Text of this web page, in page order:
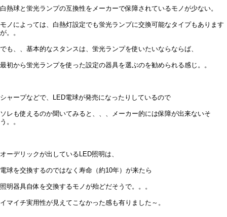
白熱球と蛍光ランプの互換性をメーカーで保障されているモノが少ない。
モノによっては、白熱灯設定でも蛍光ランプに交換可能なタイプもあります
が。。
でも、、基本的なスタンスは、蛍光ランプを使いたいならならば、
最初から蛍光ランプを使った設定の器具を選ぶのを勧められる感じ。。
シャープなどで、LED電球が発売になったりしているので
ソレも使えるのか聞いてみると、、、メーカー的には保障が出来ないそ
う。。
オーデリックが出しているLED照明は、
電球を交換するのではなく寿命（約10年）が来たら
照明器具自体を交換するモノが殆どだそうで。。。
イマイチ実用性が見えてこなかった感も有りました～。